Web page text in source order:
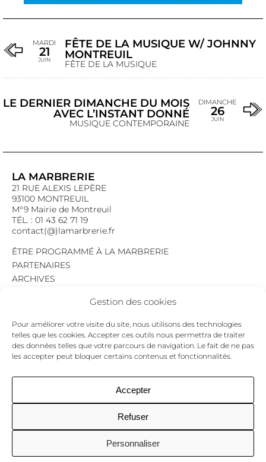
Gestion des cookies
Pour améliorer votre visite du site, nous utilisons des technologies
telles que les cookies. Accepter ces outils nous permettra de traiter
des données telles que votre parcours de navigation. Le fait de ne pas
les accepter peut bloquer certains contenus et fonctionnalités.
Accepter
Refuser
Personnaliser
MARDI
21
JUIN
FÊTE DE LA MUSIQUE W/ JOHNNY
MONTREUIL
FÊTE DE LA MUSIQUE
LE DERNIER DIMANCHE DU MOIS
AVEC L’INSTANT DONNÉ
MUSIQUE CONTEMPORAINE
DIMANCHE
26
JUIN
LA MARBRERIE
21 RUE ALEXIS LEPÈRE
93100 MONTREUIL
M°9 Mairie de Montreuil
TÉL. : 01 43 62 71 19
contact(@)lamarbrerie.fr
ÊTRE PROGRAMMÉ À LA MARBRERIE
PARTENAIRES
ARCHIVES
MENTIONS LÉGALES
POLITIQUE DE CONFIDENTIALITÉ
COOKIES
NEWSLETTER
pour ne jamais passer à côté d’un événement.